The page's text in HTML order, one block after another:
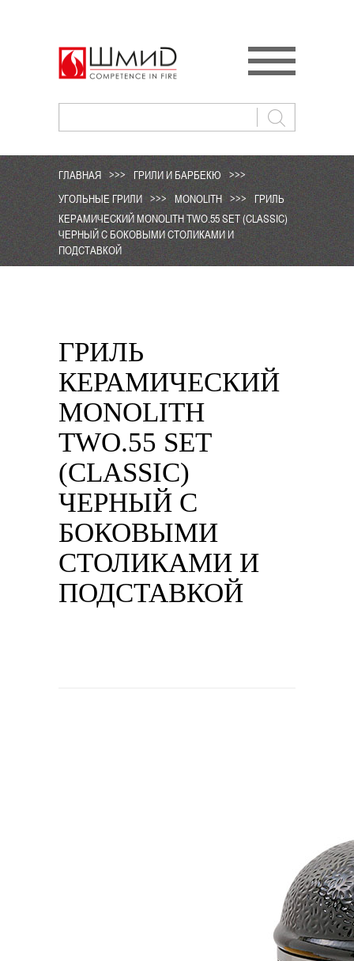
ГЛАВНАЯ >>> ГРИЛИ И БАРБЕКЮ
>>>
УГОЛЬНЫЕ ГРИЛИ
>>> MONOLITH >>>
ГРИЛЬ
КЕРАМИЧЕСКИЙ MONOLITH TWO.55 SET (CLASSIC)
ЧЕРНЫЙ С БОКОВЫМИ СТОЛИКАМИ И
ПОДСТАВКОЙ
ГРИЛЬ
КЕРАМИЧЕСКИЙ
MONOLITH
TWO.55 SET
(CLASSIC)
ЧЕРНЫЙ С
БОКОВЫМИ
СТОЛИКАМИ И
ПОДСТАВКОЙ